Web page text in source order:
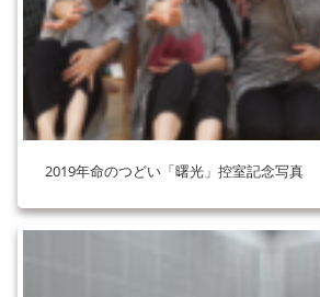
2019年命のつどい「曙光」控室記念写真